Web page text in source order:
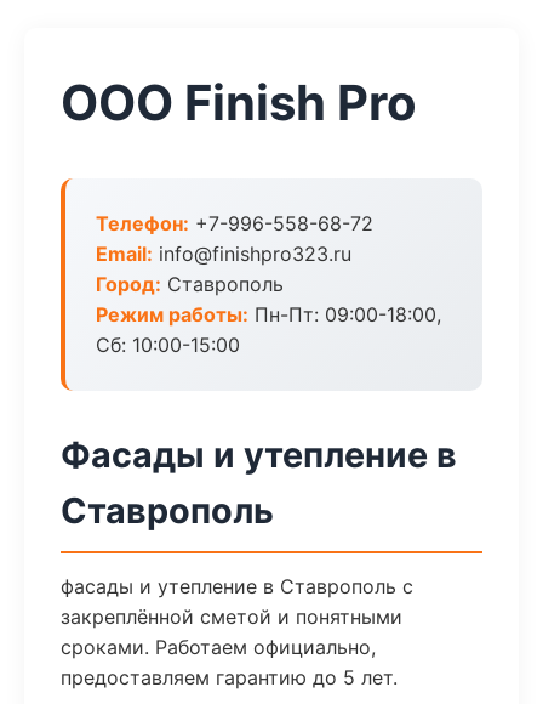
ООО Finish Pro
Телефон: +7-996-558-68-72
Email: info@finishpro323.ru
Город: Ставрополь
Режим работы: Пн-Пт: 09:00-18:00,
Сб: 10:00-15:00
Фасады и утепление в
Ставрополь
фасады и утепление в Ставрополь с
закреплённой сметой и понятными
сроками. Работаем официально,
предоставляем гарантию до 5 лет.